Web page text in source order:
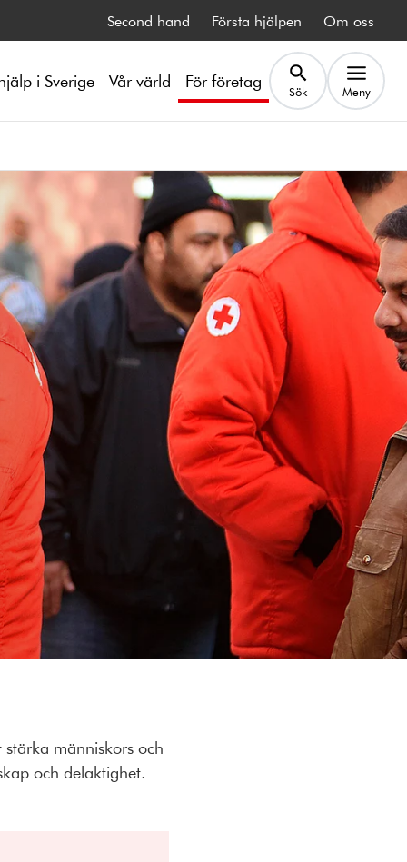
Second hand Första hjälpen Om oss
i Sverige Vår värld För företag Sök Meny
människors och
och delaktighet.